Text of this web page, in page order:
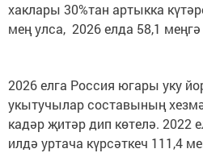
хаклары 30%тан артыкка
мең улса, 2026 елда 58,1
2026 елга Россия югары уку
укытучылар составының
кадәр җитәр дип көтелә. 2022
илдә уртача күрсәткеч 111,4